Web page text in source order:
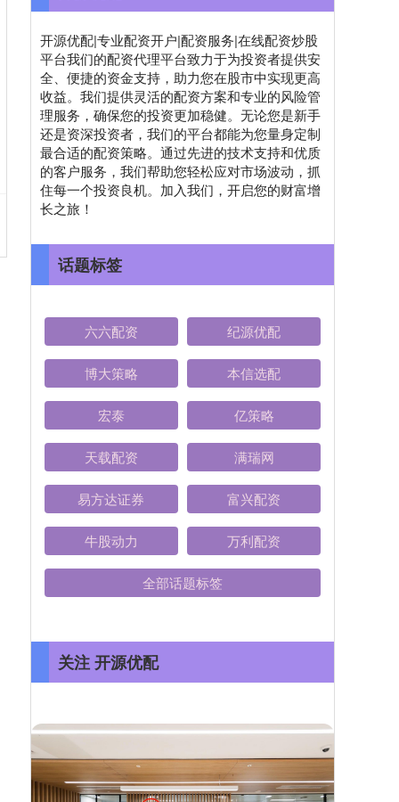
开源优配|专业配资开户|配资服务|在线配资炒股
平台我们的配资代理平台致力于为投资者提供安
全、便捷的资金支持，助力您在股市中实现更高
收益。我们提供灵活的配资方案和专业的风险管
理服务，确保您的投资更加稳健。无论您是新手
还是资深投资者，我们的平台都能为您量身定制
最合适的配资策略。通过先进的技术支持和优质
的客户服务，我们帮助您轻松应对市场波动，抓
住每一个投资良机。加入我们，开启您的财富增
长之旅！
话题标签
六六配资 纪源优配
博大策略 本信选配
宏泰 亿策略
天载配资 满瑞网
易方达证券 富兴配资
牛股动力 万利配资
全部话题标签
关注 开源优配